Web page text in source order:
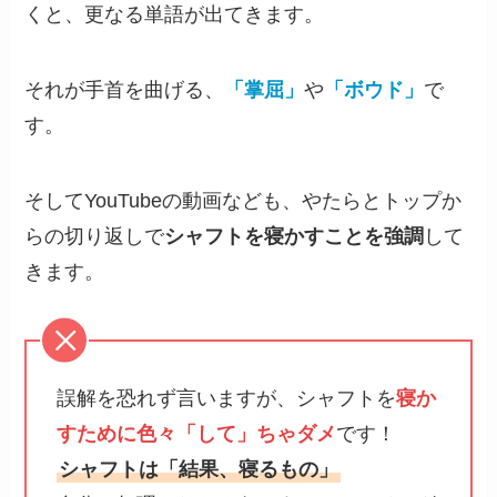
くと、更なる単語が出てきます。
それが手首を曲げる、 「掌屈」や 「ボウド」 で
す。
そしてYouTubeの動画なども、やたらとトップか
らの切り返しでシャフトを寝かすことを強調 して
きます。
誤解を恐れず言いますが、シャフトを寝か
すために色々「して」ちゃダメです！
シャフトは「結果、寝るもの」